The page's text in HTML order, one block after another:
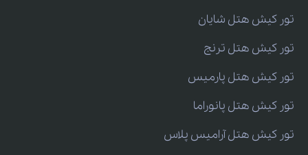
تور کیش هتل شایان
تور کیش هتل ترنج
تور کیش هتل پارمیس
تور کیش هتل پانوراما
تور کیش هتل آرامیس پلاس